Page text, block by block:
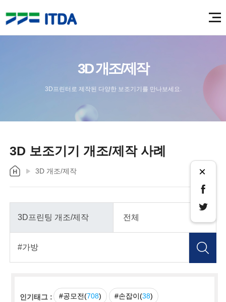
3D 개조/제작
3D프린터로 제작된 다양한 보조기기를 만나보세요.
3D 보조기기 개조/제작 사례
3D 개조/제작 ×
인기태그 : #공모전(708) #손잡이(38)